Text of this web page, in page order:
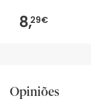
8,29€
Opiniões